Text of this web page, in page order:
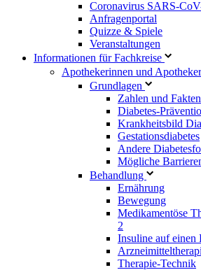
Coronavirus SARS-
Anfragenportal
Quizze & Spiele
Veranstaltungen
Informationen für Fachkreise
Apothekerinnen und
Grundlagen
Zahlen und Fakten
Diabetes-
Krankheitsbild
Gestationsdiabetes
Andere
Mögliche
Behandlung
Ernährung
Bewegung
Medikamentöse
2
Insuline auf einen
Therapie-Technik